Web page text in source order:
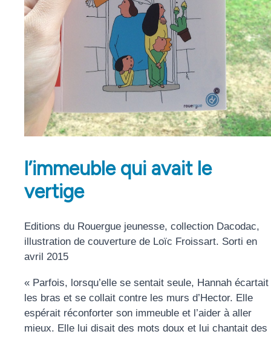
l’immeuble qui avait le
vertige
Editions du Rouergue jeunesse, collection Dacodac,
illustration de couverture de Loïc Froissart. Sorti en
avril 2015
« Parfois, lorsqu’elle se sentait seule, Hannah écartait
les bras et se collait contre les murs d’Hector. Elle
espérait réconforter son immeuble et l’aider à aller
mieux. Elle lui disait des mots doux et lui chantait des